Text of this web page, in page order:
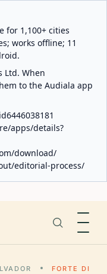
for 1,100+ cities
works offline; 11
Ltd. When
to the Audiala app
apps/details?
download/
editorial-process/
FORTE DI